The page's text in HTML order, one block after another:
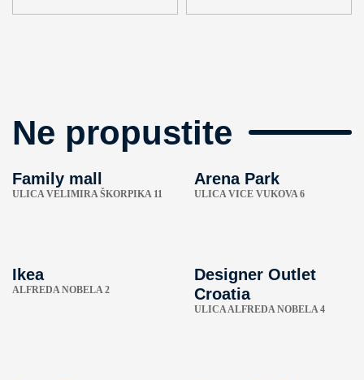
Ne propustite
Family mall
ULICA VELIMIRA ŠKORPIKA 11
Arena Park
ULICA VICE VUKOVA 6
Ikea
ALFREDA NOBELA 2
Designer Outlet
Croatia
ULICA ALFREDA NOBELA 4